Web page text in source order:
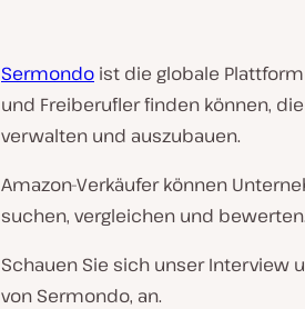
Sermondo ist die globale
und Freiberufler finden können,
verwalten und auszubauen.
Amazon-Verkäufer können
suchen, vergleichen und bewerten.
Schauen Sie sich unser Interview
von Sermondo, an.